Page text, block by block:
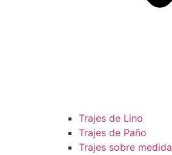
Trajes de Lino
Trajes de Paño
Trajes sobre medida